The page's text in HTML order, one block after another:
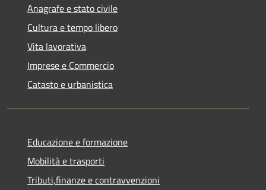
Anagrafe e stato civile
Cultura e tempo libero
Vita lavorativa
Imprese e Commercio
Catasto e urbanistica
Educazione e formazione
Mobilità e trasporti
Tributi,finanze e contravvenzioni